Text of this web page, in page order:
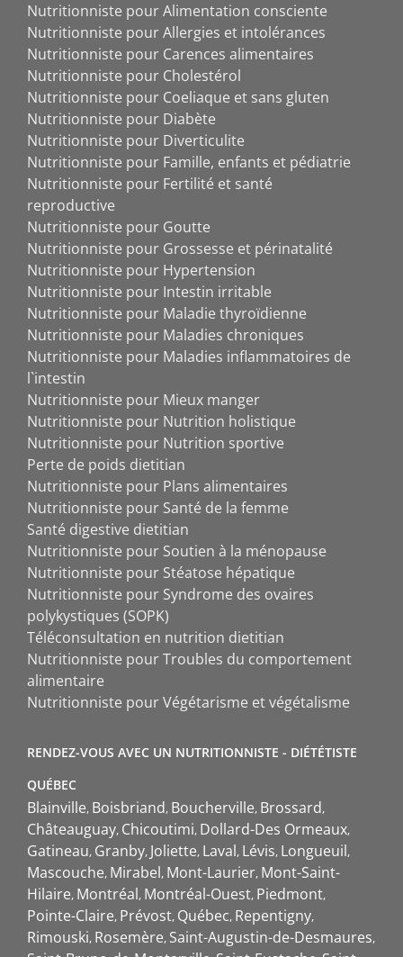
Nutritionniste pour Alimentation consciente
Nutritionniste pour Allergies et intolérances
Nutritionniste pour Carences alimentaires
Nutritionniste pour Cholestérol
Nutritionniste pour Coeliaque et sans gluten
Nutritionniste pour Diabète
Nutritionniste pour Diverticulite
Nutritionniste pour Famille, enfants et pédiatrie
Nutritionniste pour Fertilité et santé
reproductive
Nutritionniste pour Goutte
Nutritionniste pour Grossesse et périnatalité
Nutritionniste pour Hypertension
Nutritionniste pour Intestin irritable
Nutritionniste pour Maladie thyroïdienne
Nutritionniste pour Maladies chroniques
Nutritionniste pour Maladies inflammatoires de
l`intestin
Nutritionniste pour Mieux manger
Nutritionniste pour Nutrition holistique
Nutritionniste pour Nutrition sportive
Perte de poids dietitian
Nutritionniste pour Plans alimentaires
Nutritionniste pour Santé de la femme
Santé digestive dietitian
Nutritionniste pour Soutien à la ménopause
Nutritionniste pour Stéatose hépatique
Nutritionniste pour Syndrome des ovaires
polykystiques (SOPK)
Téléconsultation en nutrition dietitian
Nutritionniste pour Troubles du comportement
alimentaire
Nutritionniste pour Végétarisme et végétalisme
RENDEZ-VOUS AVEC UN NUTRITIONNISTE - DIÉTÉTISTE
QUÉBEC
Blainville Boisbriand Boucherville Brossard
Châteauguay Chicoutimi Dollard-Des Ormeaux
Gatineau Granby Joliette Laval Lévis Longueuil
Mascouche Mirabel Mont-Laurier Mont-Saint-
Hilaire Montréal Montréal-Ouest Piedmont
Pointe-Claire Prévost Québec Repentigny
Rimouski Rosemère Saint-Augustin-de-Desmaures